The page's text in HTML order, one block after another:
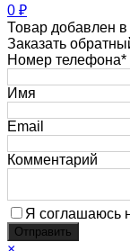
0 ₽
Товар добавлен в
Заказать
Номер телефона*
Имя
Email
Комментарий
Я соглашаюсь